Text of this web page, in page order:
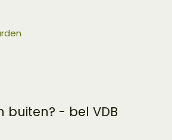
buiten? - bel VDB